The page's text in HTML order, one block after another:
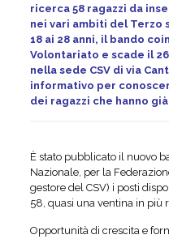
ricerca 58 ragazzi da
nei vari ambiti del Terzo
18 ai 28 anni, il bando
Volontariato e scade il
nella sede CSV di via
informativo per
dei ragazzi che hanno
È stato pubblicato il nuovo
Nazionale, per la
gestore del CSV) i posti
58, quasi una ventina in più
Opportunità di crescita e